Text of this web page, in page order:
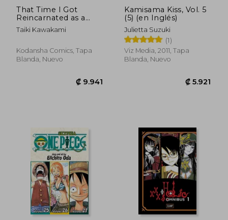
₡ 5.482
That Time I Got
Reincarnated as a
Slime Omnibus 1 (Vol.
1-3) (en Inglés)
Taiki Kawakami
Kodansha Comics, Tapa
Blanda, Nuevo
Kamisama Kiss, Vol. 5
(5) (en Inglés)
Julietta Suzuki
(1)
Viz Media, 2011, Tapa
Blanda, Nuevo